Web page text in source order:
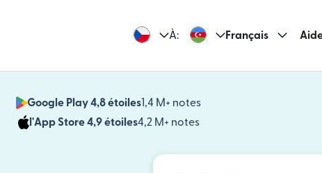
À: Français
Google Play 4,8 étoiles1,4 M+ notes
l'App Store 4,9 étoiles4,2 M+ notes
(s'ouvre dans une